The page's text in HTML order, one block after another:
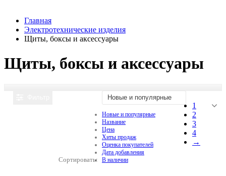
Главная
Электротехнические изделия
Щиты, боксы и аксессуары
Щиты, боксы и аксессуары
Сортировать:
Новые и популярные
Новые и популярные
Название
Цена
Хиты продаж
Оценка покупателей
Дата добавления
В наличии
1
2
3
4
→